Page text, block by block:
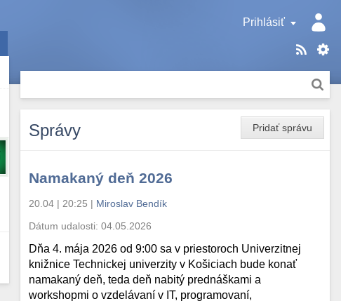
Prihlásiť
Pridať správu
Správy
Namakaný deň 2026
20.04 | 20:25 | Miroslav Bendík
Dátum udalosti:04.05.2026
Dňa 4. mája 2026 od 9:00 sa v priestoroch Univerzitnej
knižnice Technickej univerzity v Košiciach bude konať
namakaný deň, teda deň nabitý prednáškami a
workshopmi o vzdelávaní v IT, programovaní,